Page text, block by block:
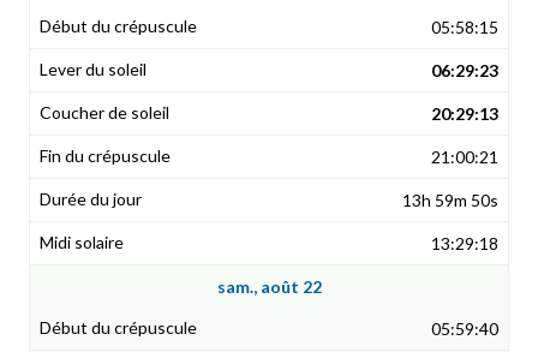
05:58:15
06:29:23
20:29:13
21:00:21
13h 59m 50s
13:29:18
sam., août 22
05:59:40